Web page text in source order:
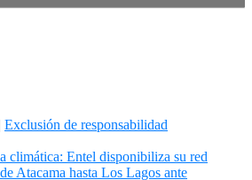
Exclusión de responsabilidad